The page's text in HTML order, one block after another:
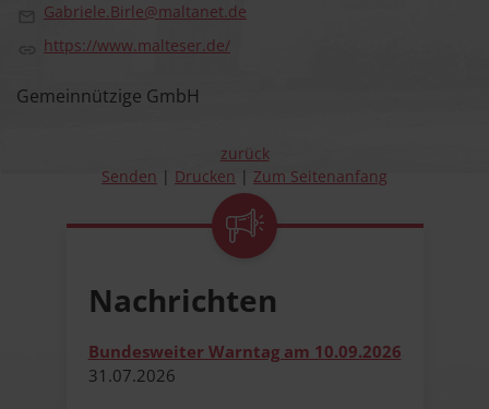
Gabriele.Birle@maltanet.de
https://www.malteser.de/
Gemeinnützige GmbH
zurück
Senden
Drucken Zum Seitenanfang
Nachrichten
Bundesweiter Warntag am 10.09.2026
31.​07.​2026